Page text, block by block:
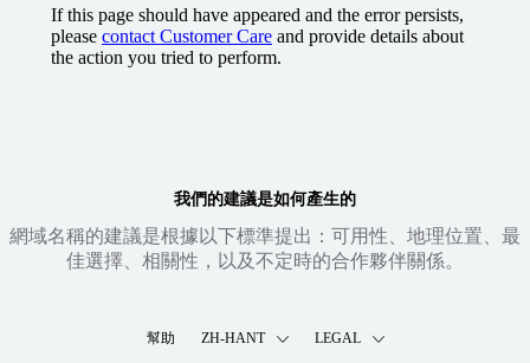
If this page should have appeared and the error persists,
please contact Customer Care and provide details about
the action you tried to perform.
我們的建議是如何產生的
網域名稱的建議是根據以下標準提出：可用性、地理位置、最
佳選擇、相關性，以及不定時的合作夥伴關係。
幫助 ZH-HANT LEGAL